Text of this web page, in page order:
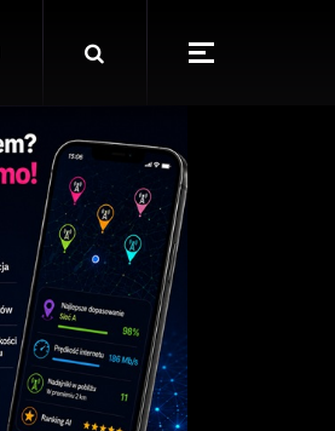
for: